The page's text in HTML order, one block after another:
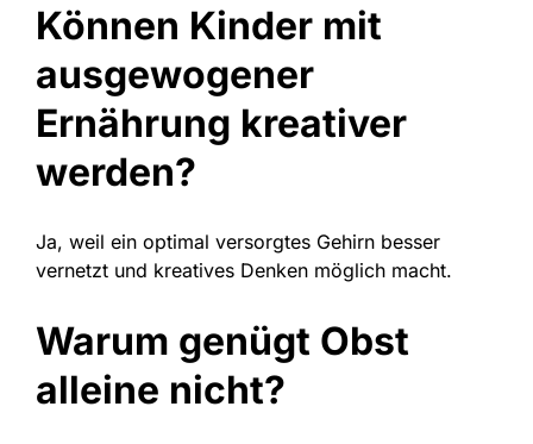
Können Kinder mit
ausgewogener
Ernährung kreativer
werden?
Ja, weil ein optimal versorgtes Gehirn besser
vernetzt und kreatives Denken möglich macht.
Warum genügt Obst
alleine nicht?